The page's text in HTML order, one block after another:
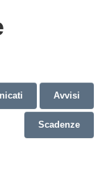
Avvisi
Scadenze